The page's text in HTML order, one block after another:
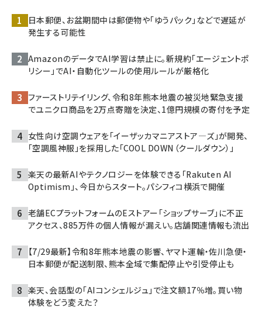
日本郵便、お盆期間中は郵便物や「ゆうパック」などで遅延が
発生する可能性
AmazonのデータでAI学習は禁止に。新規約「エージェントポ
リシー」でAI・自動化ツールの使用ルールが厳格化
ファーストリテイリング、令和8年熊本地震の被災地緊急支援
でユニクロ商品を2万点寄贈を決定、1億円規模の寄付を予定
女性向け空調ウェアを「イーザッカマニアストア―ズ」が開発、
「空調風神服」を採用した「COOL DOWN（クールダウン）」
楽天の最新AIやテクノロジーを体験できる「Rakuten AI
Optimism」、今日からスタート。パシフィコ横浜で開催
老舗ECプラットフォームのEストアー「ショップサーブ」に不正
アクセス、885万件の個人情報が漏えい。店舗関連情報も流出
【7/29最新】令和8年熊本地震の影響、ヤマト運輸・佐川急便・
日本郵便が配送制限、熊本全域で集配停止や引受停止も
楽天、会話型の「AIコンシェルジュ」で注文額17％増。買い物
体験をどう変えた？